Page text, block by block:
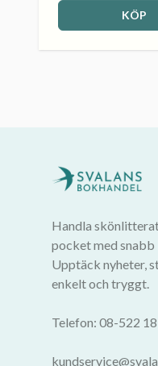
KÖP
Handla
pocket med snabb
Upptäck nyheter,
enkelt och tryggt.
Telefon: 08-522